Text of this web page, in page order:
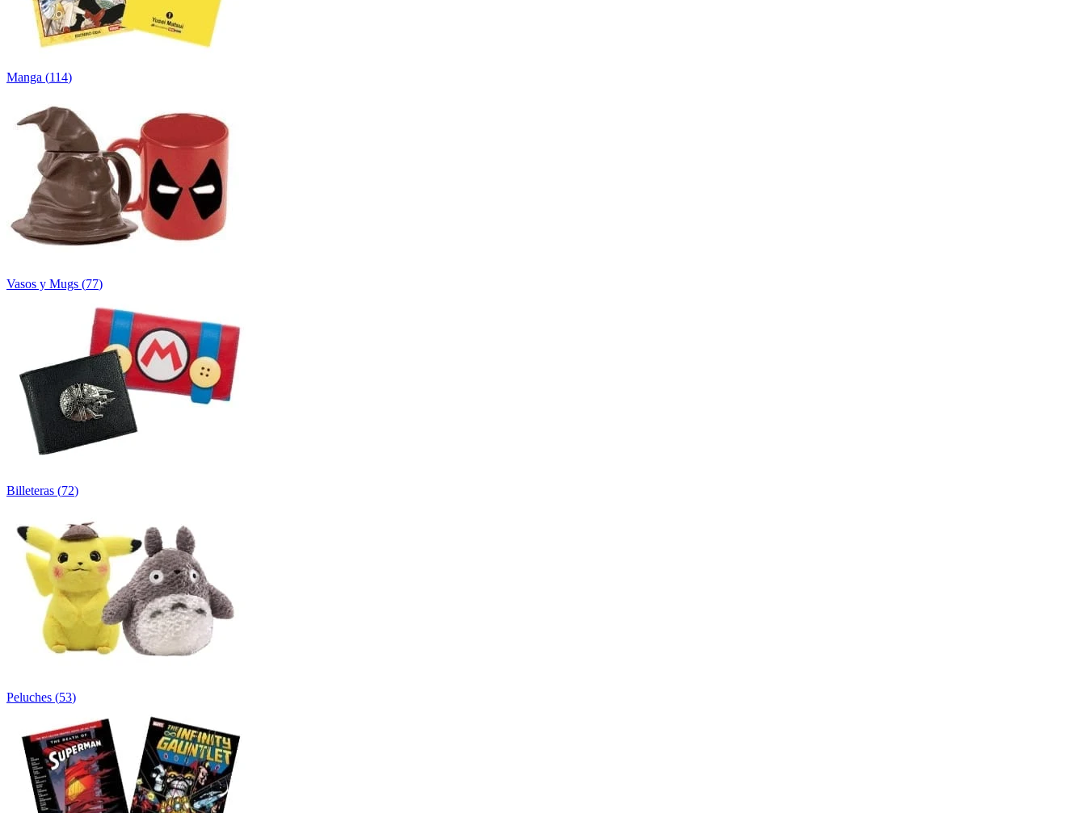
Manga (114)
Vasos y Mugs (77)
Billeteras (72)
Peluches (53)